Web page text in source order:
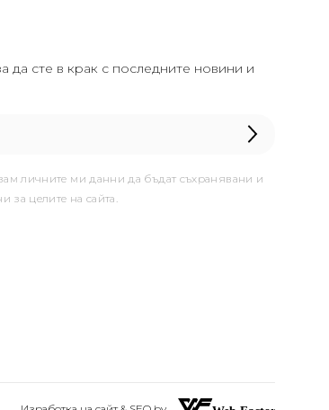
да сте в крак с последните новини и
личните ми данни да бъдат съхранявани и
за целите на сайта.